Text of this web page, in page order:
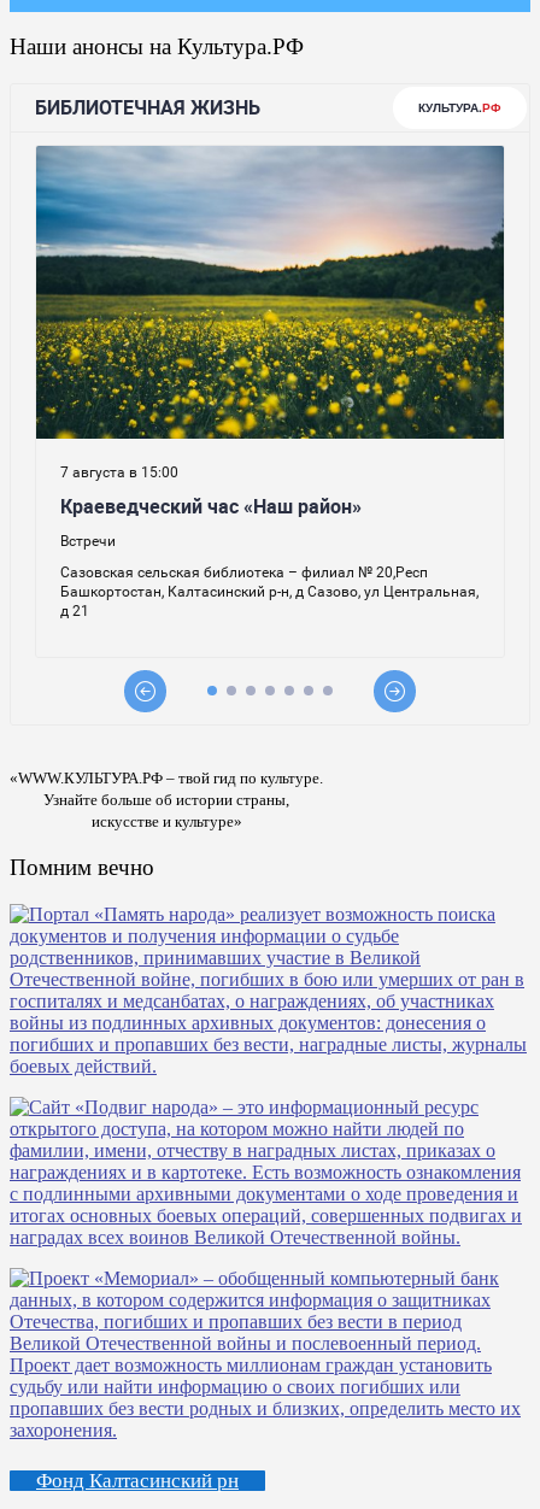
Наши анонсы на Культура.РФ
«WWW.КУЛЬТУРА.РФ – твой гид по культуре.
Узнайте больше об истории страны,
искусстве и культуре»
Помним вечно
Фонд Калтасинский рн